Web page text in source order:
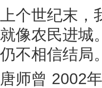
上个世纪末
就像农民进城
仍不相信结局
唐师曾 2002